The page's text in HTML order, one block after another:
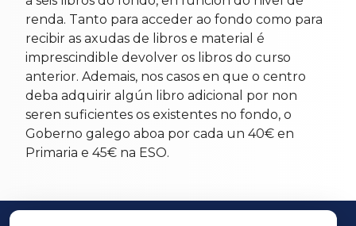
renda. Tanto para acceder ao fondo como para
recibir as axudas de libros e material é
imprescindible devolver os libros do curso
anterior. Ademais, nos casos en que o centro
deba adquirir algún libro adicional por non
seren suficientes os existentes no fondo, o
Goberno galego aboa por cada un 40€ en
Primaria e 45€ na ESO.